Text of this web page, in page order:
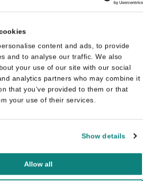
content and ads, to provide
and to analyse our traffic. We also
your use of our site with our social
analytics partners who may combine it
that you’ve provided to them or that
your use of their services.
Show details
Allow all